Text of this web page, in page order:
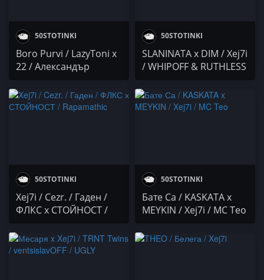
50STOTINKI
Boro Purvi / LazyToni x
22 / Александър
Xej7i / ABIS
50STOTINKI
SLANINATA x DIM / Xej7i
/ WHIPOFF & RUTHLESS
ACHKATA / GOBLIN
50STOTINKI
Xej7i / Cezr. / Гаден /
ФЛКС х СТОЙНОСТ /
50STOTINKI
Бате Са / KASKATA x
MEYKIN / Xej7i / MC Teo